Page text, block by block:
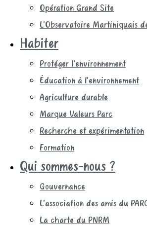
Opération Grand Site
L’Observatoire Martiniquais
Habiter
Protéger l’environnement
Éducation à l’environnement
Agriculture durable
Marque Valeurs Parc
Recherche et expérimentation
Formation
Qui sommes-nous ?
Gouvernance
L’association des amis du
La charte du PNRM